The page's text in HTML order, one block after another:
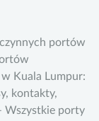
portów
Kuala Lumpur:
kontakty,
Wszystkie porty